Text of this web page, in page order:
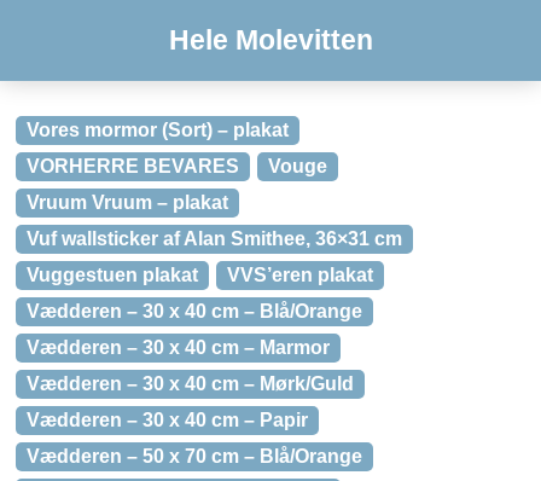
Hele Molevitten
Vores mormor (Sort) – plakat
VORHERRE BEVARES
Vouge
Vruum Vruum – plakat
Vuf wallsticker af Alan Smithee, 36×31 cm
Vuggestuen plakat
VVS’eren plakat
Vædderen – 30 x 40 cm – Blå/Orange
Vædderen – 30 x 40 cm – Marmor
Vædderen – 30 x 40 cm – Mørk/Guld
Vædderen – 30 x 40 cm – Papir
Vædderen – 50 x 70 cm – Blå/Orange